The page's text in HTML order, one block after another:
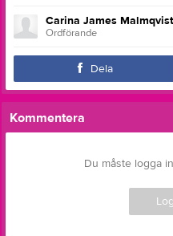
Carina James Malmqvist
Ordförande
Dela
Kommentera
Du måste logga